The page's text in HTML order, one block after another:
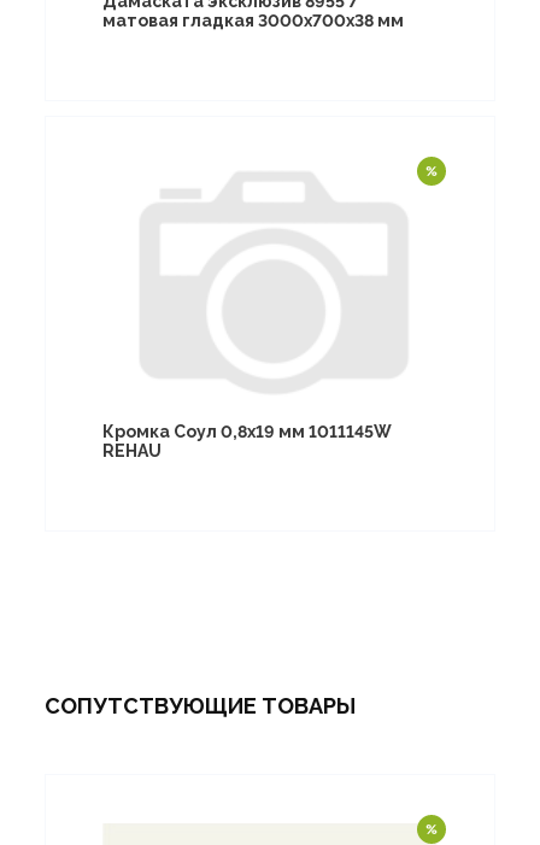
матовая гладкая 3000х700х38 мм
Кромка Соул 0,8х19 мм 1011145W
REHAU
СОПУТСТВУЮЩИЕ ТОВАРЫ